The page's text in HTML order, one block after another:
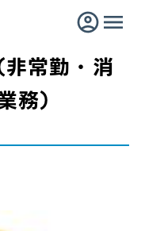
常勤・消
）